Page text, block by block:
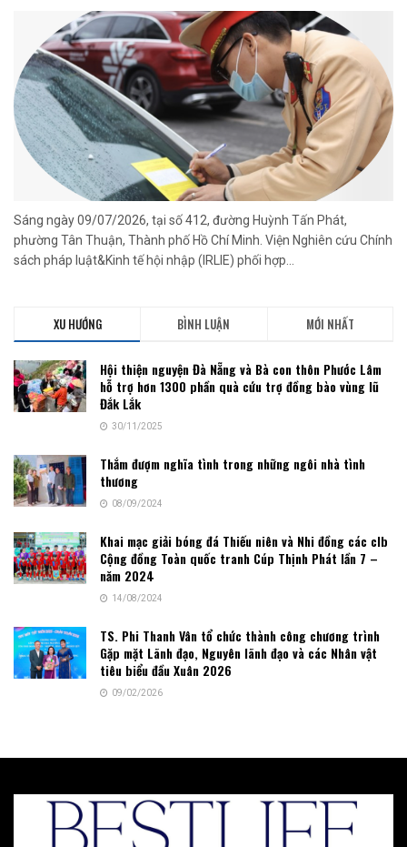
Sáng ngày 09/07/2026, tại số 412, đường Huỳnh Tấn Phát,
phường Tân Thuận, Thành phố Hồ Chí Minh. Viện Nghiên cứu Chính
sách pháp luật&Kinh tế hội nhập (IRLIE) phối hợp...
XU HƯỚNG BÌNH LUẬN MỚI NHẤT
Hội thiện nguyện Đà Nẵng và Bà con thôn Phước Lâm
hỗ trợ hơn 1300 phần quà cứu trợ đồng bào vùng lũ
Đắk Lắk
30/11/2025
Thắm đượm nghĩa tình trong những ngôi nhà tình
thương
08/09/2024
Khai mạc giải bóng đá Thiếu niên và Nhi đồng các clb
Cộng đồng Toàn quốc tranh Cúp Thịnh Phát lần 7 –
năm 2024
14/08/2024
TS. Phi Thanh Vân tổ chức thành công chương trình
Gặp mặt Lãnh đạo, Nguyên lãnh đạo và các Nhân vật
tiêu biểu đầu Xuân 2026
09/02/2026